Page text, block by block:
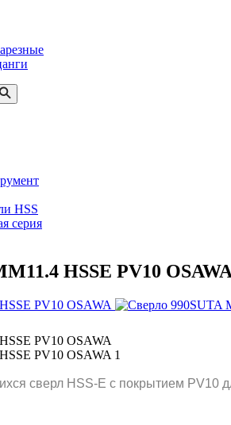
HSS
серия
HSSE PV10 OSAWA
сверл HSS-E с покрытием PV10